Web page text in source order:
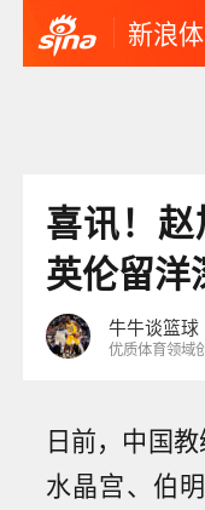
新浪
喜讯！
英伦留洋
牛牛谈篮球
优质体育领域
日前，中国
水晶宫、伯